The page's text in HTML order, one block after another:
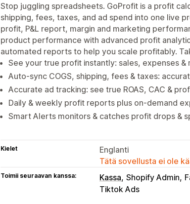
Stop juggling spreadsheets. GoProfit is a profit
shipping, fees, taxes, and ad spend into one live
profit, P&L report, margin and marketing
product performance with advanced profit
automated reports to help you scale profitably.
See your true profit instantly: sales, expenses &
Auto-sync COGS, shipping, fees & taxes:
Accurate ad tracking: see true ROAS, CAC &
Daily & weekly profit reports plus on-demand
Smart Alerts monitors & catches profit drops &
Kielet
Englanti
Tätä sovellusta ei ole
Toimii seuraavan kanssa: Kassa Shopify Admin
Tiktok Ads